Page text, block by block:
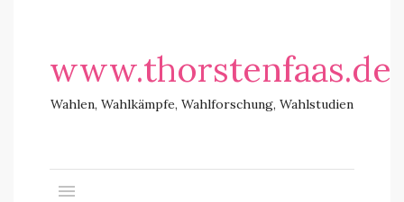
www.thorstenfaas.de
Wahlen, Wahlkämpfe, Wahlforschung, Wahlstudien